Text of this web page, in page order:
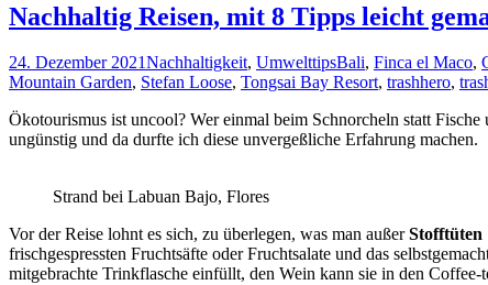
Nachhaltig Reisen, mit 8 Tipps leicht
24. Dezember 2021Nachhaltigkeit, UmwelttipsBali, Finca el Maco,
Mountain Garden, Stefan Loose, Tongsai Bay Resort, trashhero,
Ökotourismus ist uncool? Wer einmal beim Schnorcheln statt
ungünstig und da durfte ich diese unvergeßliche Erfahrung machen.
Strand bei Labuan Bajo, Flores
Vor der Reise lohnt es sich, zu überlegen, was man außerStofftüten
frischgespressten Fruchtsäfte oder Fruchtsalate und das
mitgebrachte Trinkflasche einfüllt, den Wein kann sie in den